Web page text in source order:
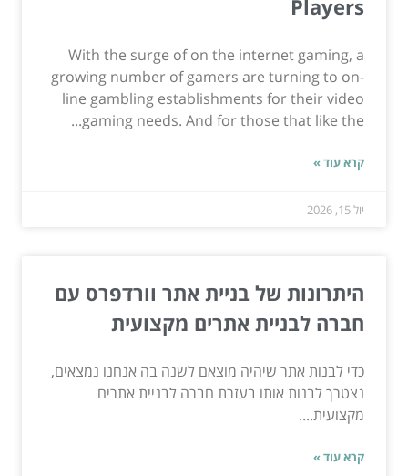
Players
With the surge of on the internet gaming, a
growing number of gamers are turning to on-
line gambling establishments for their video
gaming needs. And for those that like the...
קרא עוד »
יול 15, 2026
היתרונות של בניית אתר וורדפרס עם
חברה לבניית אתרים מקצועית
כדי לבנות אתר שיהיה מוצאם לשנה בה אנחנו נמצאים,
נצטרך לבנות אותו בעזרת חברה לבניית אתרים
מקצועית....
קרא עוד »